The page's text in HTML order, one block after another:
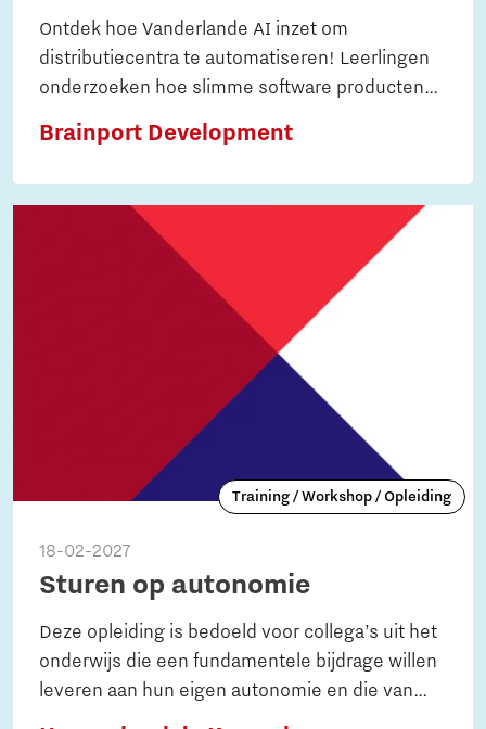
Ontdek hoe Vanderlande AI inzet om
distributiecentra te automatiseren! Leerlingen
onderzoeken hoe slimme software producten
herkent, stapelt en transporteert. Ideaal voor
techniek, wiskunde en natuurkunde.
Brainport Development
Training / Workshop / Opleiding
18-02-2027
Sturen op autonomie
Deze opleiding is bedoeld voor collega’s uit het
onderwijs die een fundamentele bijdrage willen
leveren aan hun eigen autonomie en die van
kinderen en volwassenen. Het resultaat is dat je